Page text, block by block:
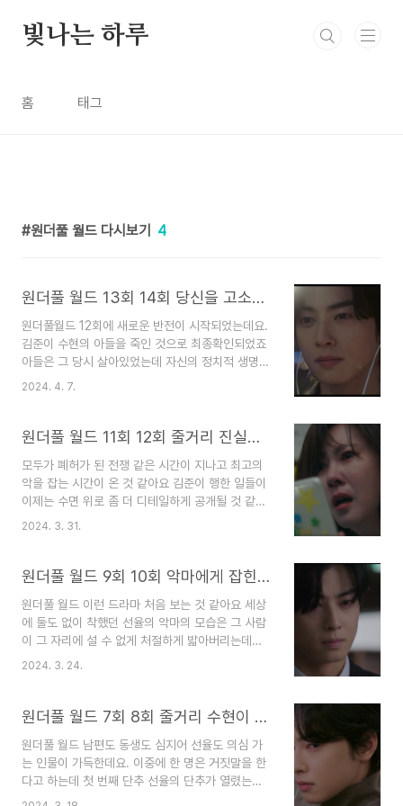
빛나는 하루
홈 태그
원더풀 월드 다시보기 4
원더풀 월드 13회 14회 당신을 고소합니다. 건우를 위해 진실을 위해
원더풀월드 12회에 새로운 반전이 시작되었는데요.
김준이 수현의 아들을 죽인 것으로 최종확인되었죠
아들은 그 당시 살아있었는데 자신의 정치적 생명을
위해 수현의 아들 건우를 죽게 되었죠 별을 좋아했
아요. 13회 줄거리와 관점포인트 정리해 봅니다. 남
질 것 같아요 1. 원더풀 월드 14회 예고 보기 1) 원
더풀 월드 14회 선예고 보기 2) 원더풀 월드 14회
예고 보기 2. 원더풀 월드 14회 줄거리 1) 아픔이 없
는 세상 속으로 6년 뒤 은수현은 작가의 삶을 살아
2024. 4. 7.
원더풀 월드 11회 12회 줄거리 진실을 향해 한마음으로
모두가 폐허가 된 전쟁 같은 시간이 지나고 최고의
악을 잡는 시간이 온 것 같아요 김준이 행한 일들이
이제는 수면 위로 좀 더 디테일하게 공개될 것 같아
요 왜 수현의 아들이 다쳐야 했는지 왜 선율의 어머
원더풀 월드 11회 줄거리와 관점포인트 정리해 봅니
12회 선예고 보기 2) 원더풀 월드 12회 예고 보기
2. 원더풀 월드 12회 줄거리 1) 다시 무너지는 수현
김준이 수현의 아이를 쳤고 수현의 아이는 살아있었
죠 수현의 아이를 죽인놈은 김준대표였죠 정치적 생
2024. 3. 31.
원더풀 월드 9회 10회 악마에게 잡힌 가해자 그리고 믿었던 사람들의 배신
원더풀 월드 이런 드라마 처음 보는 것 같아요 세상
에 둘도 없이 착했던 선율의 악마의 모습은 그 사람
이 그 자리에 설 수 없게 처절하게 밟아버리는데요.
그래서 더 수현을 세밀하게 알아보고 조사했던 것
은 따로 있는데 아이를 잃은 엄마 아빠를 잃은 아들
어리석은 행동은 이제는 그만했으면 해요. 원더풀
월드 9회 10회 줄거리와 관전 포인트 정리해 봅니
다. 1. 원더풀 월드 11회 예고 보기 1) 원더풀 월드
11회 예고 보기 2. 원더풀 월드 10회 줄거리 1) 엄마
2024. 3. 24.
원더풀 월드 7회 8회 줄거리 수현이 알게 되는 진실 그리고 선율의 계획
원더풀 월드 남편도 동생도 심지어 선율도 의심 가
는 인물이 가득한데요. 이중에 한 명은 거짓말을 한
다고 하는데 첫 번째 단추 선율의 단추가 열렸는데
요. 선율이 화재사건의 주인공이 아니고 영익의 아